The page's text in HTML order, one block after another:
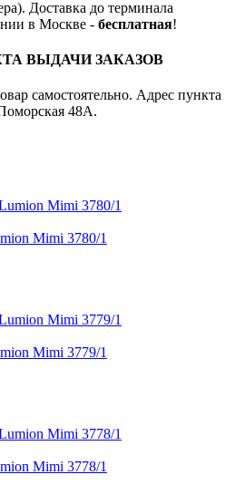
Доставка до терминала
в Москве - бесплатная!
ВЫДАЧИ ЗАКАЗОВ
самостоятельно. Адрес пункта
48А.
Mimi 3780/1
Mimi 3779/1
Mimi 3778/1